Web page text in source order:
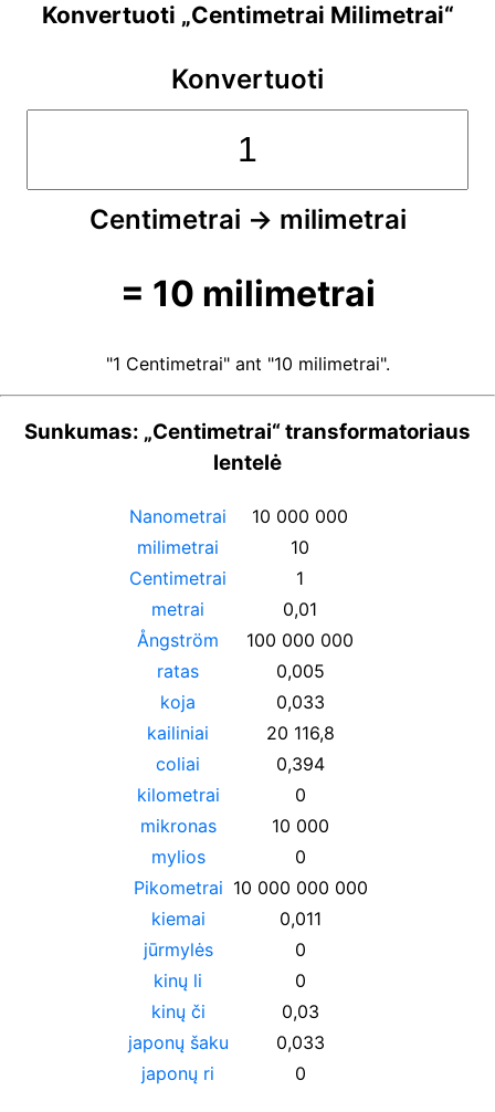
Konvertuoti „Centimetrai Milimetrai“
Konvertuoti
Centimetrai → milimetrai
= 10 milimetrai
"1 Centimetrai" ant "10 milimetrai".
Sunkumas: „Centimetrai“ transformatoriaus
lentelė
Nanometrai
10 000 000
milimetrai
10
Centimetrai
1
metrai
0,01
Ångström
100 000 000
ratas
0,005
koja
0,033
kailiniai
20 116,8
coliai
0,394
kilometrai
0
mikronas
10 000
mylios
0
Pikometrai 10 000 000 000
kiemai
0,011
jūrmylės
0
kinų li
0
kinų či
0,03
japonų šaku
0,033
japonų ri
0